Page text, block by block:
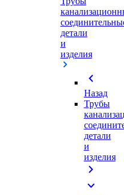
детали
и
изделия
chevron_left
Назад
Трубы
детали
и
изделия
chevron_right
expand_more